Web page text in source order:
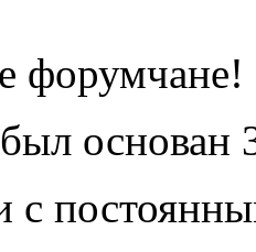
форумчане!
основан
с